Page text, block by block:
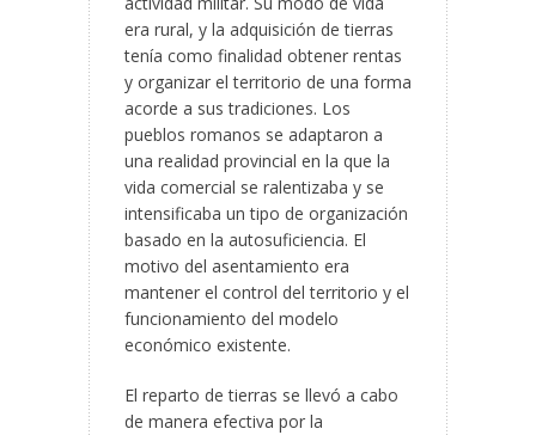
era rural, y la adquisición de tierras
tenía como finalidad obtener rentas
y organizar el territorio de una forma
acorde a sus tradiciones. Los
pueblos romanos se adaptaron a
una realidad provincial en la que la
vida comercial se ralentizaba y se
intensificaba un tipo de organización
basado en la autosuficiencia. El
motivo del asentamiento era
mantener el control del territorio y el
funcionamiento del modelo
económico existente.
El reparto de tierras se llevó a cabo
de manera efectiva por la